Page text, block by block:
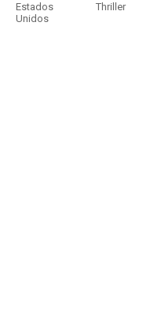
Estados
Unidos
Thriller